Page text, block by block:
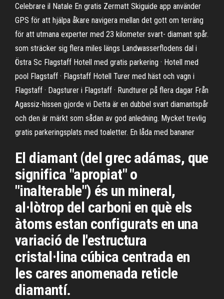
Celebrare il Natale En gratis Zermatt Skiguide app använder
GPS för att hjälpa åkare navigera mellan det gott om terräng
för att utmana experter med 23 kilometer svart- diamant spår.
som sträcker sig flera miles längs Landwasserflodens dal i
Östra Sc Flagstaff Hotell med gratis parkering · Hotell med
pool Flagstaff · Flagstaff Hotell Turer med häst och vagn i
Flagstaff · Dagsturer i Flagstaff · Rundturer på flera dagar Från
Agassiz-hissen gjorde vi Detta är en dubbel svart diamantspår
och den är märkt som sådan av god anledning. Mycket trevlig
gratis parkeringsplats med toaletter. En låda med bananer
El diamant (del grec adámas, que
significa "apropiat" o
"inalterable") és un mineral,
al·lòtrop del carboni en què els
àtoms estan configurats en una
variació de l'estructura
cristal·lina cúbica centrada en
les cares anomenada reticle
diamantí.